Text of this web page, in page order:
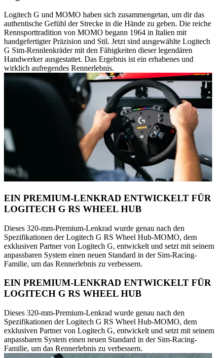
Logitech G und MOMO haben sich zusammengetan, um dir das
authentische Gefühl der Strecke in die Hände zu geben. Die reiche
Rennsporttradition von MOMO begann 1964 in Italien mit
handgefertigter Präzision und Stil. Jetzt sind ausgewählte Logitech
G Sim-Rennlenkräder mit den Fähigkeiten dieser legendären
Handwerker ausgestattet. Das Ergebnis ist ein erhabenes und
wirklich aufregendes Rennerlebnis.
EIN PREMIUM-LENKRAD ENTWICKELT FÜR
LOGITECH G RS WHEEL HUB
Dieses 320-mm-Premium-Lenkrad wurde genau nach den
Spezifikationen der Logitech G RS Wheel Hub-MOMO, dem
exklusiven Partner von Logitech G, entwickelt und setzt mit seinem
anpassbaren System einen neuen Standard in der Sim-Racing-
Familie, um das Rennerlebnis zu verbessern.
EIN PREMIUM-LENKRAD ENTWICKELT FÜR
LOGITECH G RS WHEEL HUB
Dieses 320-mm-Premium-Lenkrad wurde genau nach den
Spezifikationen der Logitech G RS Wheel Hub-MOMO, dem
exklusiven Partner von Logitech G, entwickelt und setzt mit seinem
anpassbaren System einen neuen Standard in der Sim-Racing-
Familie, um das Rennerlebnis zu verbessern.